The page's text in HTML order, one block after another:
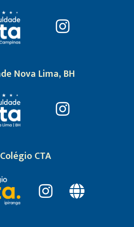
Nova Lima, BH
Colégio CTA